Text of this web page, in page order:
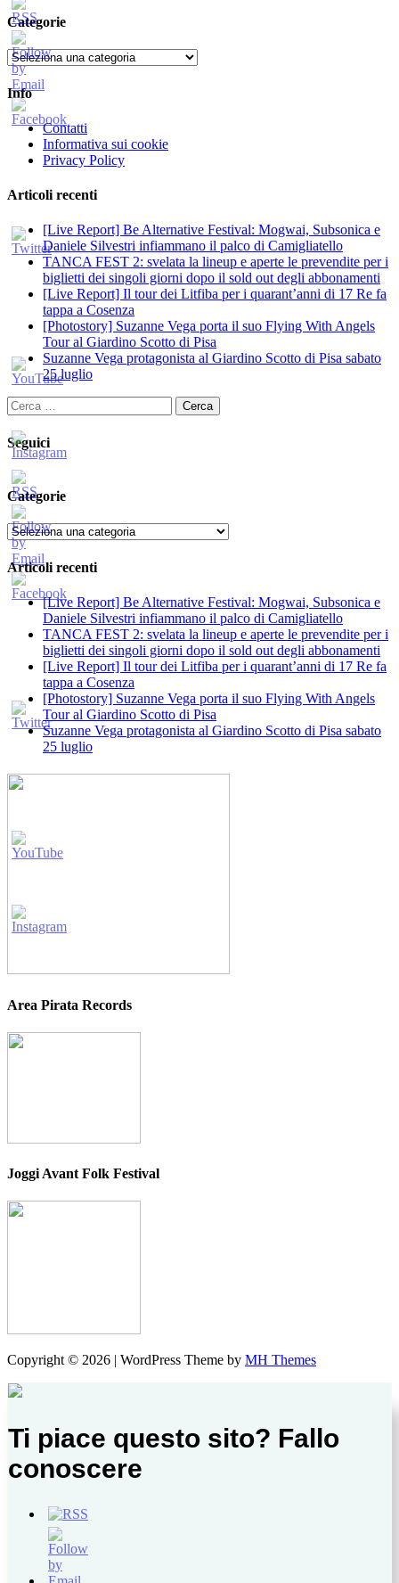
Categorie
Categorie
Info
Contatti
Informativa sui cookie
Privacy Policy
Articoli recenti
[Live Report] Be Alternative Festival: Mogwai, Subsonica e
Daniele Silvestri infiammano il palco di Camigliatello
TANCA FEST 2: svelata la lineup e aperte le prevendite per i
biglietti dei singoli giorni dopo il sold out degli abbonamenti
[Live Report] Il tour dei Litfiba per i quarant’anni di 17 Re fa
tappa a Cosenza
[Photostory] Suzanne Vega porta il suo Flying With Angels
Tour al Giardino Scotto di Pisa
Suzanne Vega protagonista al Giardino Scotto di Pisa sabato
25 luglio
Ricerca
per:
Seguici
Categorie
Categorie
Articoli recenti
[Live Report] Be Alternative Festival: Mogwai, Subsonica e
Daniele Silvestri infiammano il palco di Camigliatello
TANCA FEST 2: svelata la lineup e aperte le prevendite per i
biglietti dei singoli giorni dopo il sold out degli abbonamenti
[Live Report] Il tour dei Litfiba per i quarant’anni di 17 Re fa
tappa a Cosenza
[Photostory] Suzanne Vega porta il suo Flying With Angels
Tour al Giardino Scotto di Pisa
Suzanne Vega protagonista al Giardino Scotto di Pisa sabato
25 luglio
Area Pirata Records
Joggi Avant Folk Festival
Copyright © 2026 | WordPress Theme by MH Themes
Ti piace questo sito? Fallo
conoscere